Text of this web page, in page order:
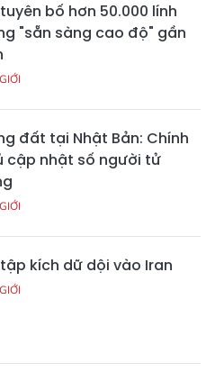
bố hơn 50.000 lính
"sẵn sàng cao độ" gần
đất tại Nhật Bản: Chính
cập nhật số người tử
kích dữ dội vào Iran